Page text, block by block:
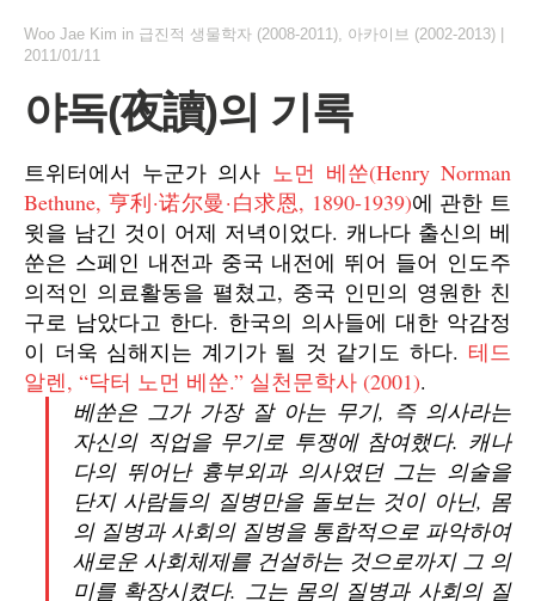
Woo Jae Kim in 급진적 생물학자 (2008-2011), 아카이브 (2002-2013)
2011/01/11
야독(夜讀)의 기록
트위터에서 누군가 의사 노먼 베쑨(Henry Norman
Bethune, 亨利·诺尔曼·白求恩, 1890-1939)에 관한 트
윗을 남긴 것이 어제 저녁이었다. 캐나다 출신의 베
쑨은 스페인 내전과 중국 내전에 뛰어 들어 인도주
의적인 의료활동을 펼쳤고, 중국 인민의 영원한 친
구로 남았다고 한다. 한국의 의사들에 대한 악감정
이 더욱 심해지는 계기가 될 것 같기도 하다. 테드
알렌, “닥터 노먼 베쑨.” 실천문학사 (2001).
베쑨은 그가 가장 잘 아는 무기, 즉 의사라는
자신의 직업을 무기로 투쟁에 참여했다. 캐나
다의 뛰어난 흉부외과 의사였던 그는 의술을
단지 사람들의 질병만을 돌보는 것이 아닌, 몸
의 질병과 사회의 질병을 통합적으로 파악하여
새로운 사회체제를 건설하는 것으로까지 그 의
미를 확장시켰다. 그는 몸의 질병과 사회의 질